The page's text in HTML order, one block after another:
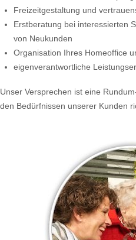
Freizeitgestaltung und
Erstberatung bei interessierten
von Neukunden
Organisation Ihres Homeoffice
eigenverantwortliche
Unser Versprechen ist eine
den Bedürfnissen unserer Kunden